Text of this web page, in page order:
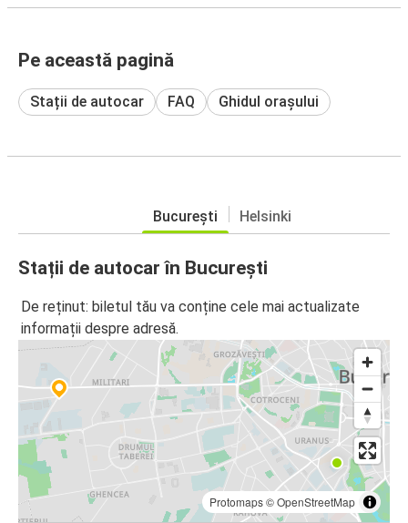
Pe această pagină
Stații de autocar FAQ Ghidul orașului
București Helsinki
Stații de autocar în București
De reținut: biletul tău va conține cele mai actualizate
informații despre adresă.
Protomaps©OpenStreetMap